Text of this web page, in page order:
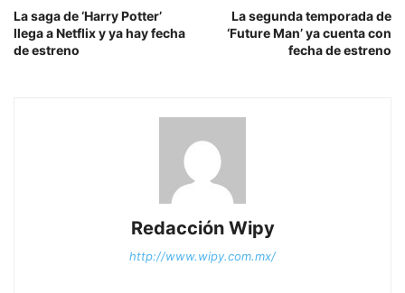
La saga de ‘Harry Potter’
llega a Netflix y ya hay fecha
de estreno
La segunda temporada de
‘Future Man’ ya cuenta con
fecha de estreno
Redacción Wipy
http://www.wipy.com.mx/